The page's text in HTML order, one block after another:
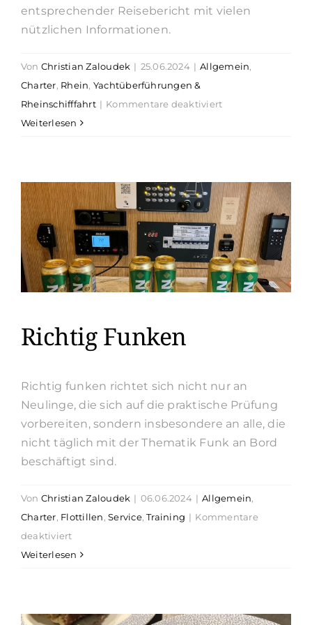
Suche
nach:
entsprechender Reisebericht mit vielen
nützlichen Informationen.
Von Christian Zaloudek | 25.06.2024 | Allgemein,
Charter, Rhein, Yachtüberführungen &
Rheinschifffahrt | Kommentare deaktiviertfür
Weiterlesen
Richtig Funken
Richtig funken richtet sich nicht nur an
Neulinge, die sich auf die praktische Prüfung
vorbereiten, sondern insbesondere an alle, die
nicht täglich mit der Thematik Funk an Bord
beschäftigt sind.
Von Christian Zaloudek | 06.06.2024 | Allgemein,
Charter, Flottillen,Service,Training | Kommentare
deaktiviertfür
Richtig
Weiterlesen